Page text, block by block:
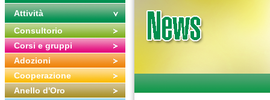
Attività
Consultorio
Corsi e gruppi
Adozioni
Cooperazione
Anello d'Oro